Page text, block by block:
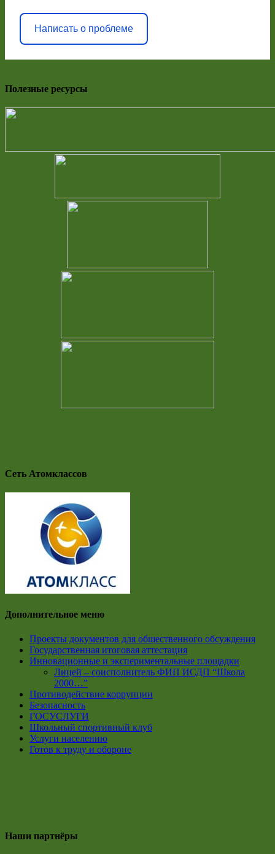
Написать о проблеме
Полезные ресурсы
Сеть Атомклассов
Дополнительное меню
Проекты документов для общественного обсуждения
Государственная итоговая аттестация
Инновационные и экспериментальные площадки
Лицей – соисполнитель ФИП ИСДП “Школа
2000…”
Противодействие коррупции
Безопасность
ГОСУСЛУГИ
Школьный спортивный клуб
Услуги населению
Готов к труду и обороне
Наши партнёры